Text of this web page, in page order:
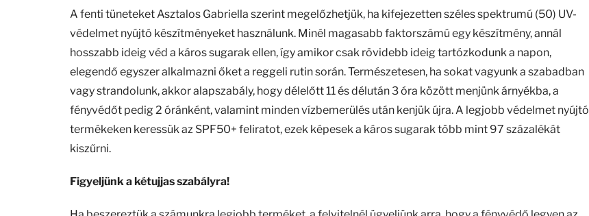
A fenti tüneteket Asztalos Gabriella szerint megelőzhetjük, ha kifejezetten széles spektrumú (50) UV-
védelmet nyújtó készítményeket használunk. Minél magasabb faktorszámú egy készítmény, annál
hosszabb ideig véd a káros sugarak ellen, így amikor csak rövidebb ideig tartózkodunk a napon,
elegendő egyszer alkalmazni őket a reggeli rutin során. Természetesen, ha sokat vagyunk a szabadban
vagy strandolunk, akkor alapszabály, hogy délelőtt 11 és délután 3 óra között menjünk árnyékba, a
fényvédőt pedig 2 óránként, valamint minden vízbemerülés után kenjük újra. A legjobb védelmet nyújtó
termékeken keressük az SPF50+ feliratot, ezek képesek a káros sugarak több mint 97 százalékát
kiszűrni.
Figyeljünk a kétujjas szabályra!